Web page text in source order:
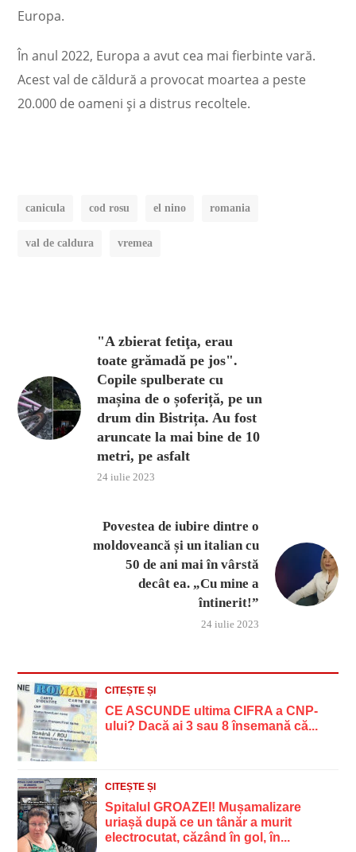
Europa.
În anul 2022, Europa a avut cea mai fierbinte vară.
Acest val de căldură a provocat moartea a peste
20.000 de oameni și a distrus recoltele.
canicula cod rosu el nino romania
val de caldura vremea
"A zbierat fetiţa, erau
toate grămadă pe jos".
Copile spulberate cu
mașina de o șoferiță, pe un
drum din Bistrița. Au fost
aruncate la mai bine de 10
metri, pe asfalt
24 iulie 2023
Povestea de iubire dintre o
moldoveancă și un italian cu
50 de ani mai în vârstă
decât ea. „Cu mine a
întinerit!”
24 iulie 2023
CITEȘTE ȘI
CE ASCUNDE ultima CIFRA a CNP-
ului? Dacă ai 3 sau 8 însemană că...
CITEȘTE ȘI
Spitalul GROAZEI! Mușamalizare
uriașă după ce un tânăr a murit
electrocutat, căzând în gol, în...